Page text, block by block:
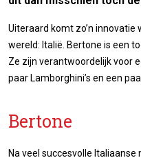
Uiteraard komt zo’n innovatie
wereld: Italië. Bertone is een
Ze zijn verantwoordelijk voor
paar Lamborghini’s en een
Bertone
Na veel succesvolle